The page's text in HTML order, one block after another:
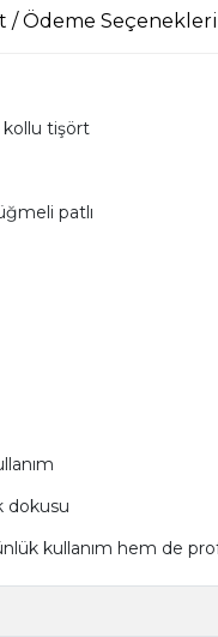
/ Ödeme Seçenekleri
kollu tişört
patlı
dokusu
kullanım hem de